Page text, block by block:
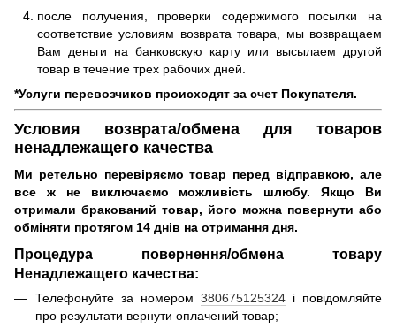
после получения, проверки содержимого посылки на
соответствие условиям возврата товара, мы возвращаем
Вам деньги на банковскую карту или высылаем другой
товар в течение трех рабочих дней.
*Услуги перевозчиков происходят за счет Покупателя.
Условия возврата/обмена для товаров
ненадлежащего качества
Ми ретельно перевіряємо товар перед відправкою, але
все ж не виключаємо можливість шлюбу.Якщо Ви
отримали бракований товар, його можна повернути або
обміняти протягом 14 днів на отримання дня.
Процедура повернення/обмена товару
Ненадлежащего качества:
Телефонуйте за номером 380675125324 і повідомляйте
про результати вернути оплачений товар;